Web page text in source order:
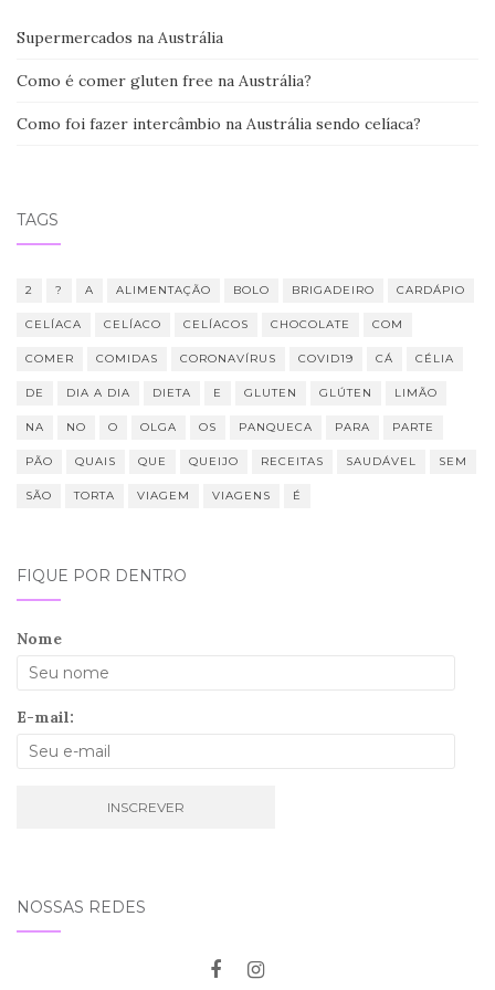
Supermercados na Austrália
Como é comer gluten free na Austrália?
Como foi fazer intercâmbio na Austrália sendo celíaca?
TAGS
2 ? A ALIMENTAÇÃO BOLO BRIGADEIRO CARDÁPIO
CELÍACA CELÍACO CELÍACOS CHOCOLATE COM
COMER COMIDAS CORONAVÍRUS COVID19 CÁ CÉLIA
DE DIA A DIA DIETA E GLUTEN GLÚTEN LIMÃO
NA NO O OLGA OS PANQUECA PARA PARTE
PÃO QUAIS QUE QUEIJO RECEITAS SAUDÁVEL SEM
SÃO TORTA VIAGEM VIAGENS É
FIQUE POR DENTRO
Nome
E-mail:
NOSSAS REDES